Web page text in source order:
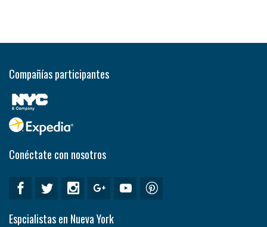
Compañías participantes
Conéctate con nosotros
Espcialistas en Nueva York